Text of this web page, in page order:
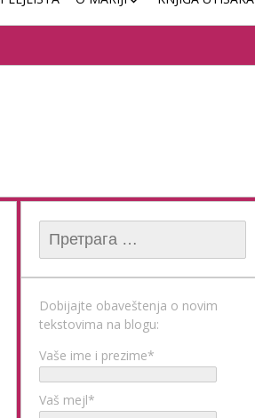
Dobijajte obaveštenja o novim
tekstovima na blogu:
Vaše ime i prezime*
Vaš mejl*